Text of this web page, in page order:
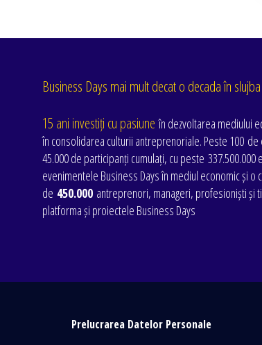
Business Days mai mult decat o decada în
15 ani investiți cu pasiune în dezvoltarea mediului
în consolidarea culturii antreprenoriale. Peste 100 de
45.000 de participanți cumulați, cu peste 337.500.000
evenimentele Business Days în mediul economic și o
de 450.000antreprenori, manageri, profesioniști și
platforma și proiectele Business Days
Prelucrarea Datelor Personale